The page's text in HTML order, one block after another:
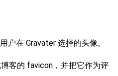
户在 Gravater 选择的头像。
客的 favicon，并把它作为评